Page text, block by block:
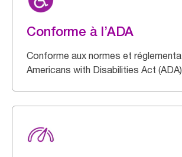
Conforme à l’ADA
Conforme aux normes et
Americans with Disabilities Act (ADA)